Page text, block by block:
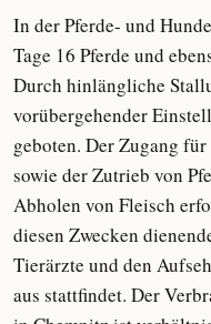
In der Pferde- und
Tage 16 Pferde und
Durch hinlängliche
vorübergehender
geboten. Der Zugang
sowie der Zutrieb von
Abholen von Fleisch
diesen Zwecken
Tierärzte und den
aus stattfindet. Der